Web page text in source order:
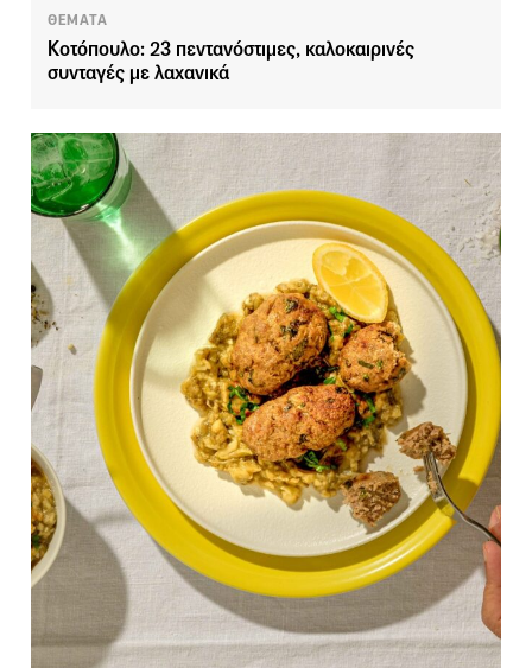
ΘΕΜΑΤΑ
Κοτόπουλο: 23 πεντανόστιμες, καλοκαιρινές
συνταγές με λαχανικά